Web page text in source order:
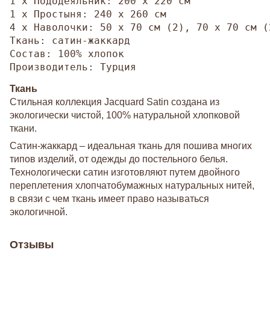
1 х Простыня: 240 х 260 см
4 х Наволочки: 50 х 70 см (2), 70 х 70 см
Ткань: сатин-жаккард
Состав: 100% хлопок
Производитель: Турция
Ткань
Стильная коллекция Jacquard Satin создана из
экологически чистой, 100% натуральной хлопковой
ткани.
Сатин-жаккард – идеальная ткань для пошива многих
типов изделий, от одежды до постельного белья.
Технологически сатин изготовляют путем двойного
переплетения хлопчатобумажных натуральных нитей,
в связи с чем ткань имеет право называться
экологичной.
Отзывы